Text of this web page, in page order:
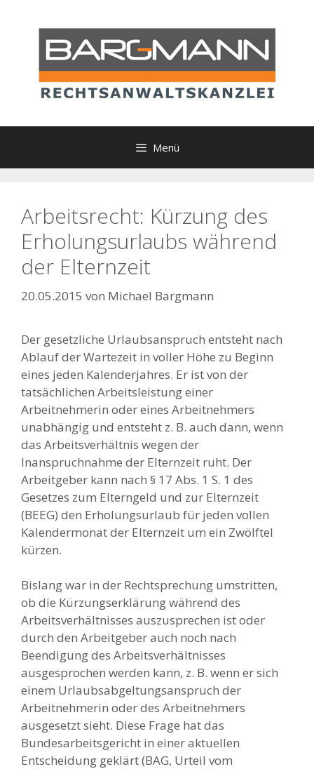
springen
Menü
Arbeitsrecht: Kürzung des
Erholungsurlaubs während
der Elternzeit
20.05.2015 von Michael Bargmann
Der gesetzliche Urlaubsanspruch entsteht nach
Ablauf der Wartezeit in voller Höhe zu Beginn
eines jeden Kalenderjahres. Er ist von der
tatsächlichen Arbeitsleistung einer
Arbeitnehmerin oder eines Arbeitnehmers
unabhängig und entsteht z. B. auch dann, wenn
das Arbeitsverhältnis wegen der
Inanspruchnahme der Elternzeit ruht. Der
Arbeitgeber kann nach § 17 Abs. 1 S. 1 des
Gesetzes zum Elterngeld und zur Elternzeit
(BEEG) den Erholungsurlaub für jeden vollen
Kalendermonat der Elternzeit um ein Zwölftel
kürzen.
Bislang war in der Rechtsprechung umstritten,
ob die Kürzungserklärung während des
Arbeitsverhältnisses auszusprechen ist oder
durch den Arbeitgeber auch noch nach
Beendigung des Arbeitsverhältnisses
ausgesprochen werden kann, z. B. wenn er sich
einem Urlaubsabgeltungsanspruch der
Arbeitnehmerin oder des Arbeitnehmers
ausgesetzt sieht. Diese Frage hat das
Bundesarbeitsgericht in einer aktuellen
Entscheidung geklärt (BAG, Urteil vom